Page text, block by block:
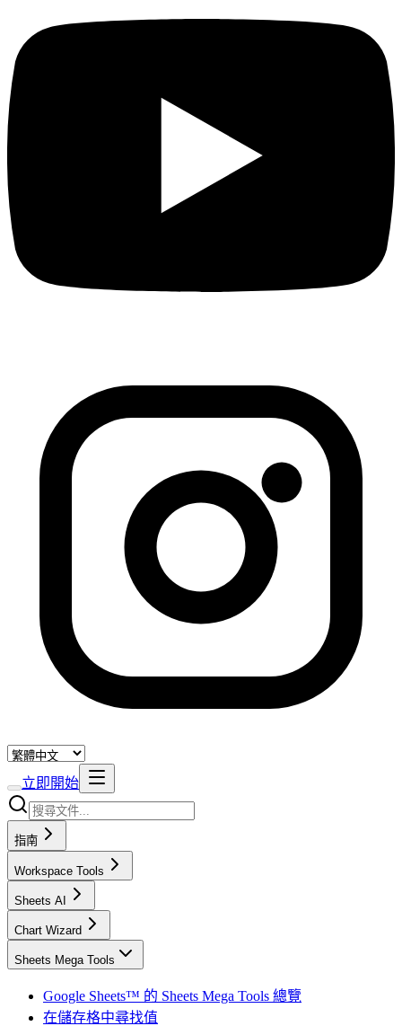
立即開始
指南
Workspace Tools
Sheets AI
Chart Wizard
Sheets Mega Tools
Google Sheets™ 的 Sheets Mega Tools 總覽
在儲存格中尋找值